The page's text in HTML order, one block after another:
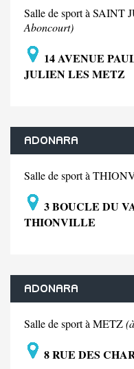
Salle de sport à SAINT
Aboncourt)
14 AVENUE
JULIEN LES METZ
ADONARA
Salle de sport à
3 BOUCLE DU
THIONVILLE
ADONARA
Salle de sport à METZ
8 RUE DES